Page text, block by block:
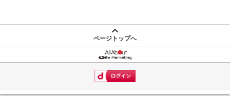
※パッケージ変更や商品リニューアル(成分など含む)等により、参考
の掲載画像や画像内のバーコードなど、お届け商品と多少異なる場
また、[新たな加工食品の原料原産地表示制度]の経過措置期間の終
了により、商品詳細内に記載の原産国・原材料の表記が旧表記の場
合がございます。
ページトップへ